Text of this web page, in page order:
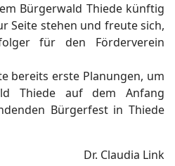
Bürgerwald Thiede künftig
Seite stehen und freute sich,
für den Förderverein
bereits erste Planungen, um
Thiede auf dem Anfang
Bürgerfest in Thiede
Dr. Claudia Link